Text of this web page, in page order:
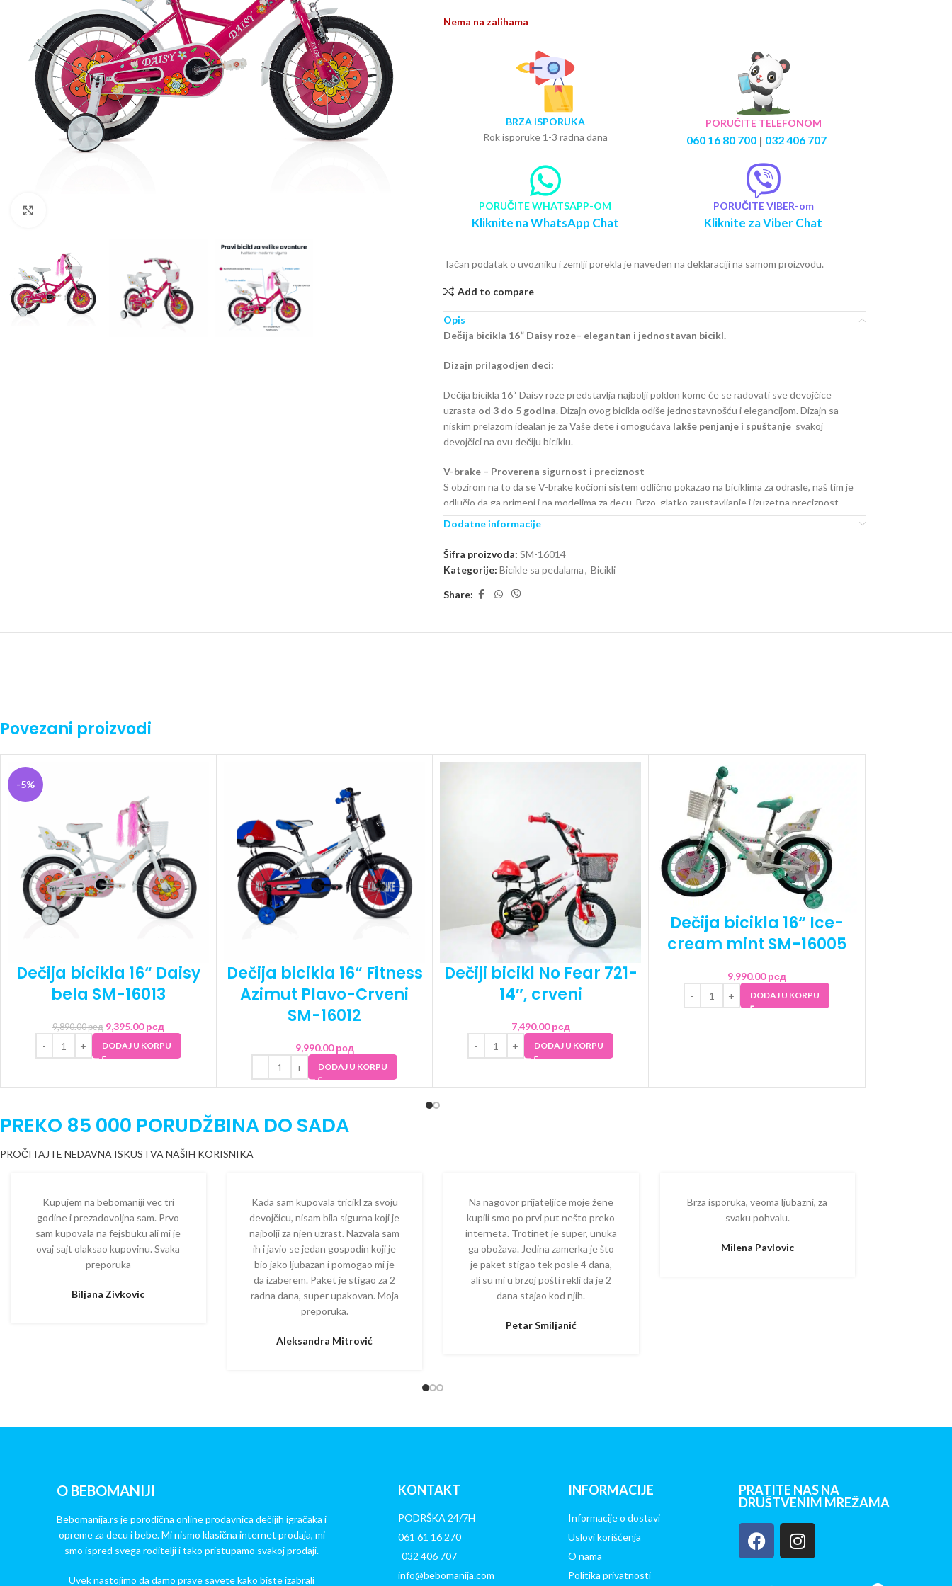
Nema na zalihama
BRZA ISPORUKA
Rok isporuke 1-3 radna dana
PORUČITE TELEFONOM
060 16 80 700| 032 406 707
PORUČITE WHATSAPP-OM
Kliknite na WhatsApp Chat
PORUČITE VIBER-om
Kliknite za Viber Chat
Tačan podatak o uvozniku i zemlji porekla je naveden na deklaraciji na samom proizvodu.
Add to compare
Opis
Dečija bicikla 16“ Daisy roze– elegantan i jednostavan bicikl.
Dizajn prilagodjen deci:
Dečija bicikla 16“ Daisy roze predstavlja najbolji poklon kome će se radovati sve devojčice
uzrasta od 3 do 5 godina. Dizajn ovog bicikla odiše jednostavnošću i elegancijom. Dizajn sa
niskim prelazom idealan je za Vaše dete i omogućava lakše penjanje i spuštanjesvakoj
devojčici na ovu dečiju biciklu.
V-brake – Proverena sigurnost i preciznost
S obzirom na to da se V-brake kočioni sistem odlično pokazao na biciklima za odrasle, naš tim je
odlučio da ga primeni i na modelima za decu. Brzo, glatko zaustavljanje i izuzetna preciznost
kočenja podižu nivo bezbednosti na najviši standard, pružajući mir roditeljima i sigurnost deci.
Moderni dizajn i dugotrajan kvalitet
Bicikl se izdvaja zahvaljujući
čvrstoću, a
dvoslojna farba
u modernim bojama štiti bicikl od spoljnih uticaja, čineći ga
dugotrajnim i uvek atraktivnim.
KARAKTERISTIKE PROIZVODA
Srednji pogon: Čelik, 32TX152MM
Kočnica: PVC V-BRAKE, Zadnja- Kontra kočnica
Glave: Čelik
Dimenzije točka: 16“(inča)
Težina kg / weight kg: 11.5 Kg
Blatobrani: Metalni
Lancobran: Plastični
Dodatne informacije
Šifra proizvoda: SM-16014
Kategorije: Bicikle sa pedalama, Bicikli
Share:
Povezani proizvodi
-5%
Dečija bicikla 16“ Daisy
bela SM-16013
9,890.00рсд 9,395.00рсд
DODAJ U KORPU
Dečija bicikla 16“ Fitness
Azimut Plavo-Crveni
SM-16012
9,990.00рсд
DODAJ U KORPU
Dečiji bicikl No Fear 721-
14″, crveni
7,490.00рсд
DODAJ U KORPU
Dečija bicikla 16“ Ice-
cream mint SM-16005
9,990.00рсд
DODAJ U KORPU
PREKO 85 000 PORUDŽBINA DO SADA
PROČITAJTE NEDAVNA ISKUSTVA NAŠIH KORISNIKA
Kupujem na bebomaniji vec tri
godine i prezadovoljna sam. Prvo
sam kupovala na fejsbuku ali mi je
ovaj sajt olaksao kupovinu. Svaka
preporuka
Biljana Zivkovic
Kada sam kupovala tricikl za svoju
devojčicu, nisam bila sigurna koji je
najbolji za njen uzrast. Nazvala sam
ih i javio se jedan gospodin koji je
bio jako ljubazan i pomogao mi je
da izaberem. Paket je stigao za 2
radna dana, super upakovan. Moja
preporuka.
Aleksandra Mitrović
Na nagovor prijateljice moje žene
kupili smo po prvi put nešto preko
interneta. Trotinet je super, unuka
ga obožava. Jedina zamerka je što
je paket stigao tek posle 4 dana,
ali su mi u brzoj pošti rekli da je 2
dana stajao kod njih.
Petar Smiljanić
Brza isporuka, veoma ljubazni, za
svaku pohvalu.
Milena Pavlovic
O BEBOMANIJI
Bebomanija.rs je porodična online prodavnica dečijih igračaka i
opreme za decu i bebe. Mi nismo klasična internet prodaja, mi
smo ispred svega roditelji i tako pristupamo svakoj prodaji.
Uvek nastojimo da damo prave savete kako biste izabrali
KONTAKT
PODRŠKA 24/7H
061 61 16 270
032 406 707
info@bebomanija.com
INFORMACIJE
Informacije o dostavi
Uslovi korišćenja
O nama
Politika privatnosti
PRATITE NAS NA
DRUŠTVENIM MREŽAMA